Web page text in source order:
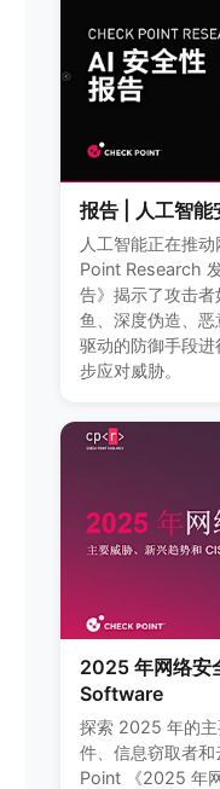
报告 | 人工智能
人工智能正在推
Point Research
告》揭示了攻击
鱼、深度伪造、
驱动的防御手段
步应对威胁。
2025 年网络安
Software
探索 2025 年的主
件、信息窃取者
Point 《2025 年